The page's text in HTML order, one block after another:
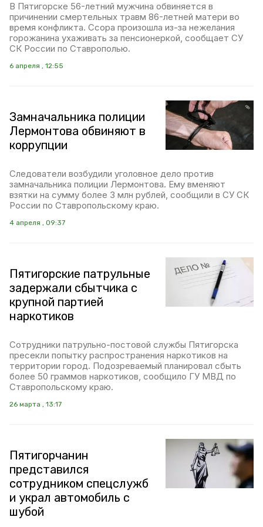
В Пятигорске 56-летний мужчина обвиняется в
причинении смертельных травм 86-летней матери во
время конфликта. Ссора произошла из-за нежелания
горожанина ухаживать за пенсионеркой, сообщает СУ
СК России по Ставрополью.
6 апреля , 12:55
Замначальника полиции
Лермонтова обвиняют в
коррупции
Следователи возбудили уголовное дело против
замначальника полиции Лермонтова. Ему вменяют
взятки на сумму более 3 млн рублей, сообщили в СУ СК
России по Ставропольскому краю.
4 апреля , 09:37
Пятигорские патрульные
задержали сбытчика с
крупной партией
наркотиков
Сотрудники патрульно-постовой службы Пятигорска
пресекли попытку распространения наркотиков на
территории город. Подозреваемый планировал сбыть
более 50 граммов наркотиков, сообщило ГУ МВД по
Ставропольскому краю.
26 марта , 13:17
Пятигорчанин
представился
сотрудником спецслужб
и украл автомобиль с
шубой